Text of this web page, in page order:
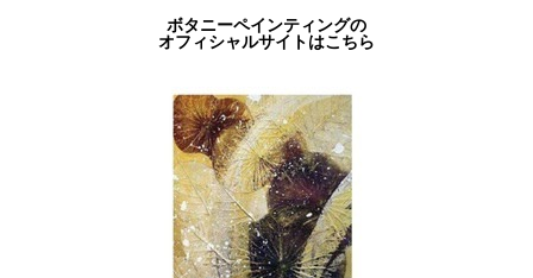
ボタニーペインティングの
オフィシャルサイトはこちら